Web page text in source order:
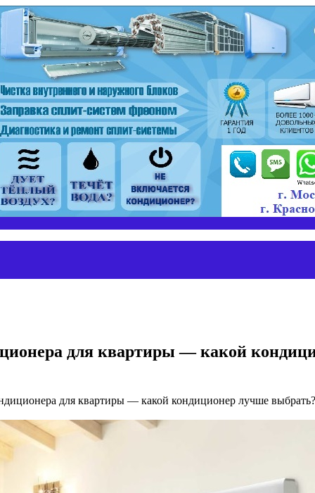
для квартиры — какой
для квартиры — какой кондиционер лучше